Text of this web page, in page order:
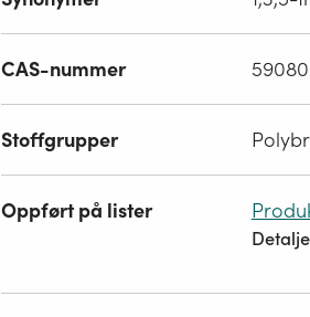
CAS-nummer
Stoffgrupper
Oppført på lister